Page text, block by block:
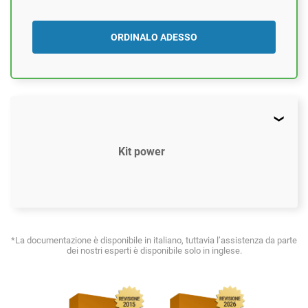
ORDINALO ADESSO
Kit power
*La documentazione è disponibile in italiano, tuttavia l’assistenza da parte
dei nostri esperti è disponibile solo in inglese.